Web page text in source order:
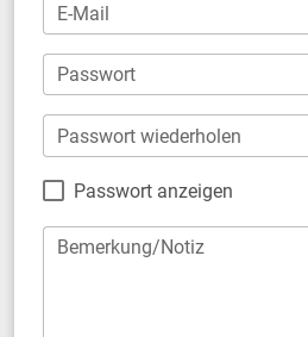
E-Mail
Passwort
Passwort wiederholen
Passwort anzeigen
Bemerkung/Notiz